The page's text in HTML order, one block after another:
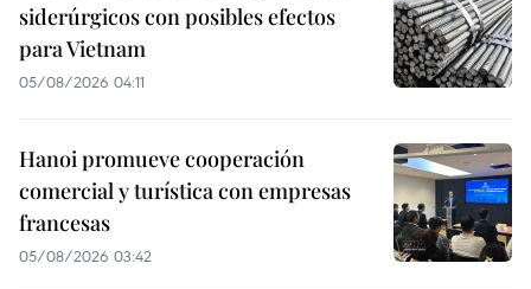
siderúrgicos con posibles efectos
para Vietnam
05/08/2026 04:11
Hanoi promueve cooperación
comercial y turística con empresas
francesas
05/08/2026 03:42